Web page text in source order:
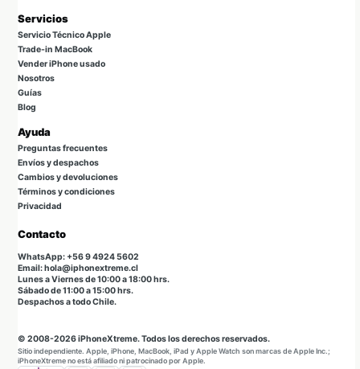
Servicios
Servicio Técnico Apple
Trade-in MacBook
Vender iPhone usado
Nosotros
Guías
Blog
Ayuda
Preguntas frecuentes
Envíos y despachos
Cambios y devoluciones
Términos y condiciones
Privacidad
Contacto
WhatsApp: +56 9 4924 5602
Email: hola@iphonextreme.cl
Lunes a Viernes de 10:00 a 18:00 hrs.
Sábado de 11:00 a 15:00 hrs.
Despachos a todo Chile.
© 2008-2026 iPhoneXtreme. Todos los derechos reservados.
Sitio independiente. Apple, iPhone, MacBook, iPad y Apple Watch son marcas de Apple Inc.;
iPhoneXtreme no está afiliado ni patrocinado por Apple.